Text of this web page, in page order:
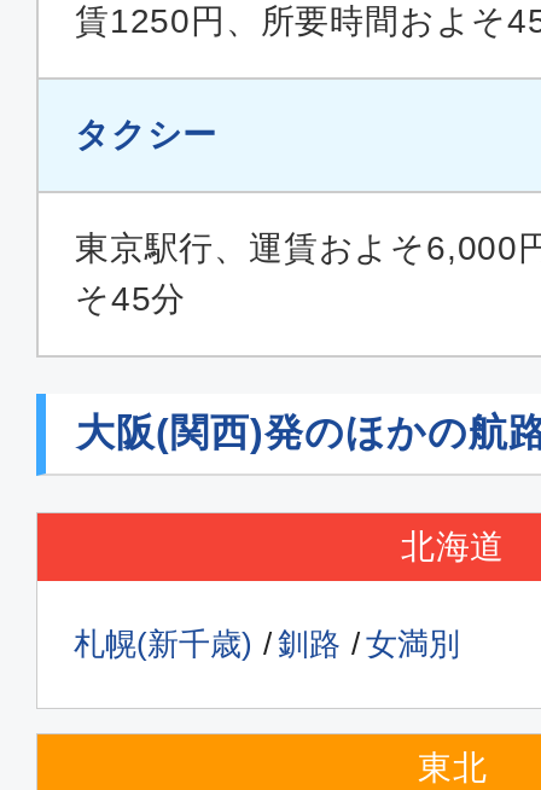
賃1250円、所要時間およそ
タクシー
東京駅行、運賃およそ6,000
そ45分
大阪(関西)発のほかの航
北海道
札幌(新千歳) 釧路 女満別
東北